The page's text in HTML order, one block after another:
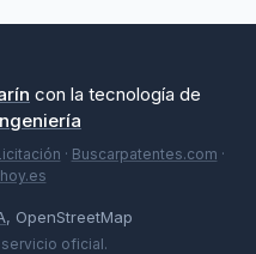
con la tecnología de
· Buscarpatentes.com ·
, OpenStreetMap
oficial.